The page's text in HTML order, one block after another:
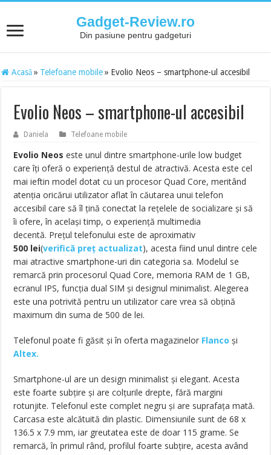
Gadget-Review.ro
Din pasiune pentru gadgeturi
Acasă » Telefoane mobile » Evolio Neos – smartphone-ul accesibil
Evolio Neos – smartphone-ul accesibil
Daniela Telefoane mobile
Evolio Neos este unul dintre smartphone-urile low budget
care îți oferă o experiență destul de atractivă. Acesta este cel
mai ieftin model dotat cu un procesor Quad Core, meritând
atenția oricărui utilizator aflat în căutarea unui telefon
accesibil care să îl țină conectat la rețelele de socializare și să
îi ofere, în același timp, o experiență multimedia
decentă. Prețul telefonului este de aproximativ
500 lei(verifică preț actualizat), acesta fiind unul dintre cele
mai atractive smartphone-uri din categoria sa. Modelul se
remarcă prin procesorul Quad Core, memoria RAM de 1 GB,
ecranul IPS, funcția dual SIM și designul minimalist. Alegerea
este una potrivită pentru un utilizator care vrea să obțină
maximum din suma de 500 de lei.
Telefonul poate fi găsit și în oferta magazinelor Flanco și
Altex.
Smartphone-ul are un design minimalist și elegant. Acesta
este foarte subțire și are colțurile drepte, fără margini
rotunjite. Telefonul este complet negru și are suprafața mată.
Carcasa este alcătuită din plastic. Dimensiunile sunt de 68 x
136.5 x 7.9 mm, iar greutatea este de doar 115 grame. Se
remarcă, în primul rând, profilul foarte subțire, acesta având